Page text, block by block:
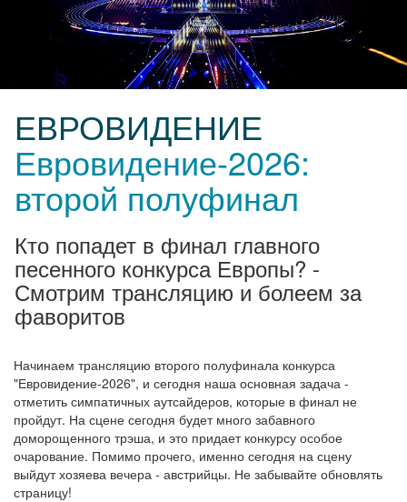
ЕВРОВИДЕНИЕ
Евровидение-2026:
второй полуфинал
Кто попадет в финал главного
песенного конкурса Европы? -
Смотрим трансляцию и болеем за
фаворитов
Начинаем трансляцию второго полуфинала конкурса
"Евровидение-2026", и сегодня наша основная задача -
отметить симпатичных аутсайдеров, которые в финал не
пройдут. На сцене сегодня будет много забавного
доморощенного трэша, и это придает конкурсу особое
очарование. Помимо прочего, именно сегодня на сцену
выйдут хозяева вечера - австрийцы. Не забывайте обновлять
страницу!